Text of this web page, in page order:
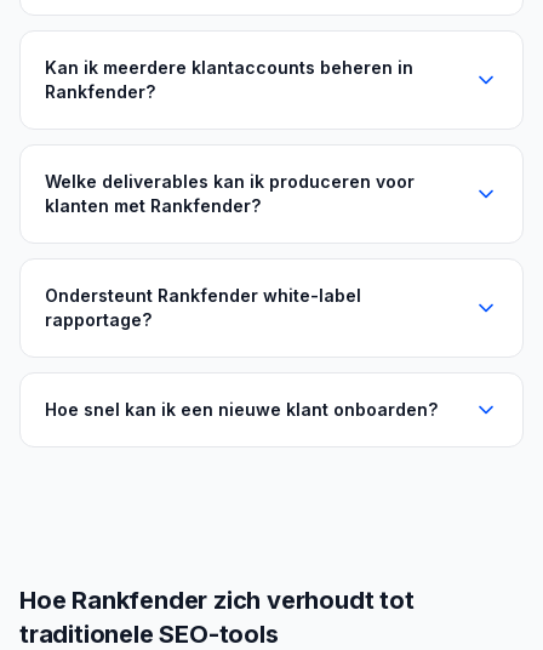
Kan ik meerdere klantaccounts beheren in
Rankfender?
Welke deliverables kan ik produceren voor
klanten met Rankfender?
Ondersteunt Rankfender white-label
rapportage?
Hoe snel kan ik een nieuwe klant onboarden?
Hoe Rankfender zich verhoudt tot
traditionele SEO-tools